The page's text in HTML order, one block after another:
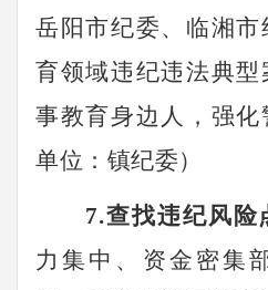
岳阳市纪委、临湘市
育领域违纪违法典型
事教育身边人，强
单位： 镇纪委）
7.查找违纪风险
力集中、资金密集